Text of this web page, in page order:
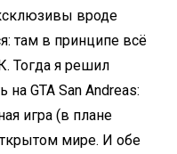
вроде
там в принципе всё
Тогда я решил
на GTA San Andreas:
игра (в плане
мире. И обе